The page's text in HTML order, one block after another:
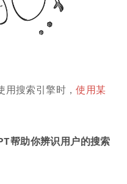
用搜索引擎时，使用某
帮助你辨识用户的搜索